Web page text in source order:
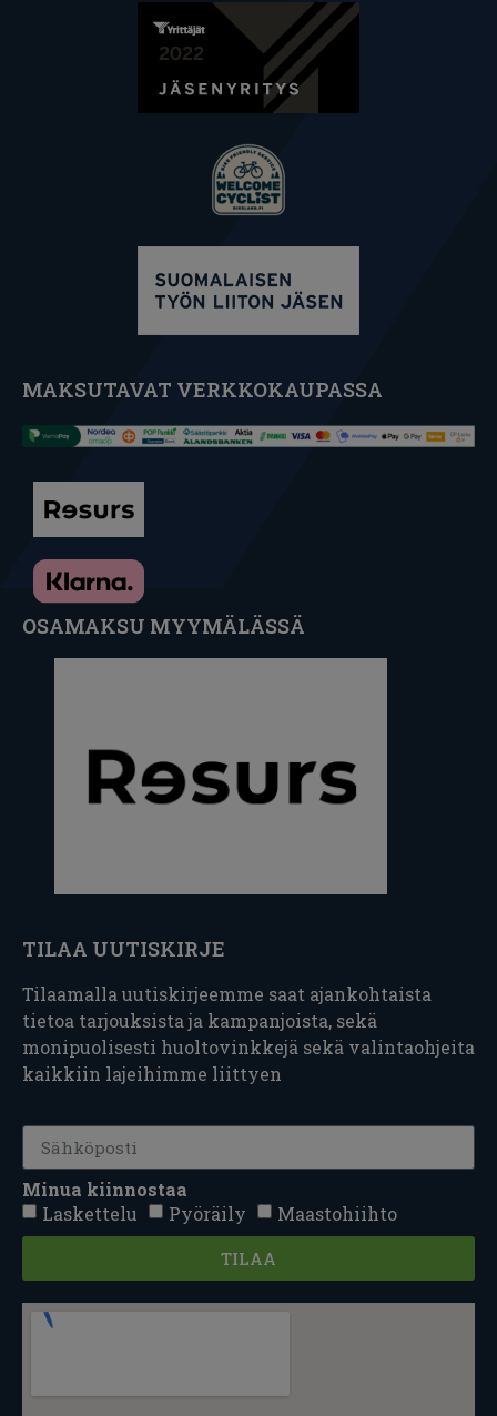
MAKSUTAVAT VERKKOKAUPASSA
OSAMAKSU MYYMÄLÄSSÄ
TILAA UUTISKIRJE
Tilaamalla uutiskirjeemme saat ajankohtaista
tietoa tarjouksista ja kampanjoista, sekä
monipuolisesti huoltovinkkejä sekä valintaohjeita
kaikkiin lajeihimme liittyen
Minua kiinnostaa
Laskettelu
Pyöräily Maastohiihto
TILAA